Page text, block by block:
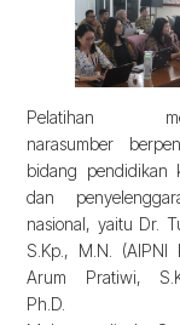
Pelatihan
narasumber
bidang pendidikan
dan
nasional, yaitu Dr.
S.Kp., M.N. (AIPNI
Arum Pratiwi,
Ph.D.